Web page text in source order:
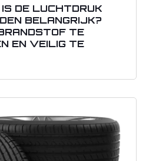
DE LUCHTDRUK
BELANGRIJK?
TE
EN VEILIG TE